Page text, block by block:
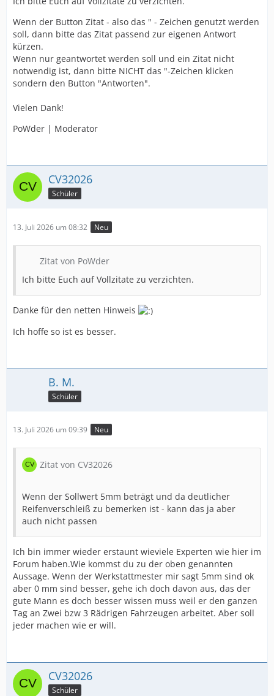
Wenn der Button Zitat - also das " - Zeichen genutzt werden
soll, dann bitte das Zitat passend zur eigenen Antwort
kürzen.
Wenn nur geantwortet werden soll und ein Zitat nicht
notwendig ist, dann bitte NICHT das "-Zeichen klicken
sondern den Button "Antworten".
Vielen Dank!
PoWder | Moderator
CV32026
Schüler
13. Juli 2026 um 08:32 Neu
Zitat von PoWder
Ich bitte Euch auf Vollzitate zu verzichten.
Danke für den netten Hinweis
Ich hoffe so ist es besser.
B. M.
Schüler
13. Juli 2026 um 09:39 Neu
Zitat von CV32026
Wenn der Sollwert 5mm beträgt und da deutlicher
Reifenverschleiß zu bemerken ist - kann das ja aber
auch nicht passen
Ich bin immer wieder erstaunt wieviele Experten wie hier im
Forum haben.Wie kommst du zu der oben genannten
Aussage. Wenn der Werkstattmester mir sagt 5mm sind ok
aber 0 mm sind besser, gehe ich doch davon aus, das der
gute Mann es doch besser wissen muss weil er den ganzen
Tag an Zwei bzw 3 Rädrigen Fahrzeugen arbeitet. Aber soll
jeder machen wie er will.
CV32026
Schüler